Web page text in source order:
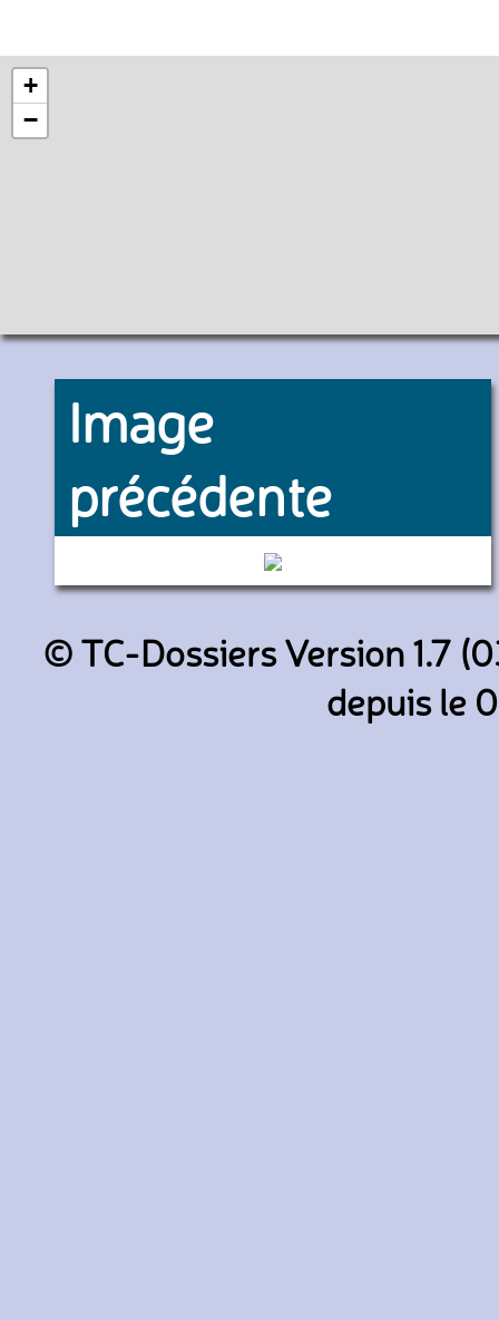
+
−
Image
précédente
6652 (TEC Brabant-Wallon)
© TC-Dossiers Version 1.7
depuis le